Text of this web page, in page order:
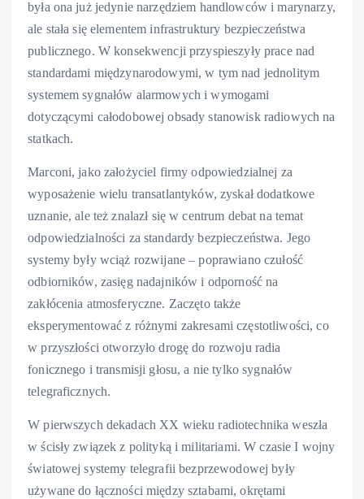
była ona już jedynie narzędziem handlowców i marynarzy,
ale stała się elementem infrastruktury bezpieczeństwa
publicznego. W konsekwencji przyspieszyły prace nad
standardami międzynarodowymi, w tym nad jednolitym
systemem sygnałów alarmowych i wymogami
dotyczącymi całodobowej obsady stanowisk radiowych na
statkach.
Marconi, jako założyciel firmy odpowiedzialnej za
wyposażenie wielu transatlantyków, zyskał dodatkowe
uznanie, ale też znalazł się w centrum debat na temat
odpowiedzialności za standardy bezpieczeństwa. Jego
systemy były wciąż rozwijane – poprawiano czułość
odbiorników, zasięg nadajników i odporność na
zakłócenia atmosferyczne. Zaczęto także
eksperymentować z różnymi zakresami częstotliwości, co
w przyszłości otworzyło drogę do rozwoju radia
fonicznego i transmisji głosu, a nie tylko sygnałów
telegraficznych.
W pierwszych dekadach XX wieku radiotechnika weszła
w ścisły związek z polityką i militariami. W czasie I wojny
światowej systemy telegrafii bezprzewodowej były
używane do łączności między sztabami, okrętami